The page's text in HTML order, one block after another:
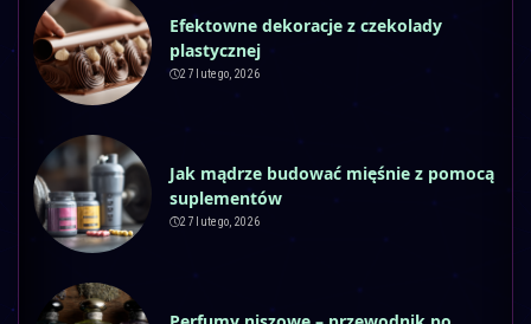
Efektowne dekoracje z czekolady
plastycznej
27 lutego, 2026
Jak mądrze budować mięśnie z pomocą
suplementów
27 lutego, 2026